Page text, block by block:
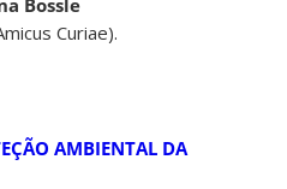
Curiae).
AMBIENTAL DA